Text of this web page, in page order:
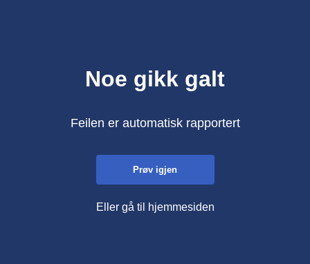
Noe gikk galt
Feilen er automatisk rapportert
Prøv igjen
Eller gå til hjemmesiden